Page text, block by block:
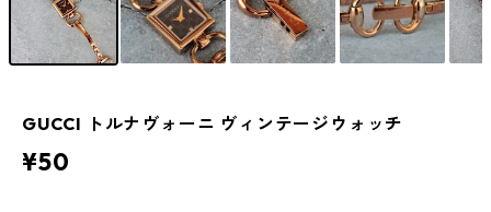
GUCCI トルナヴォーニ ヴィンテージウォッチ
¥50